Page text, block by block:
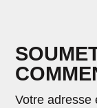
Votre adresse